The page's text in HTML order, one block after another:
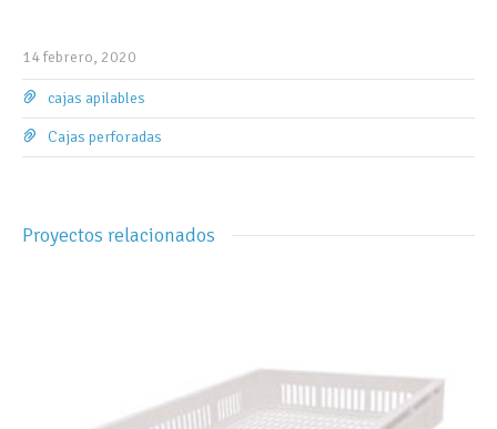
14 febrero, 2020
cajas apilables
Cajas perforadas
Proyectos relacionados